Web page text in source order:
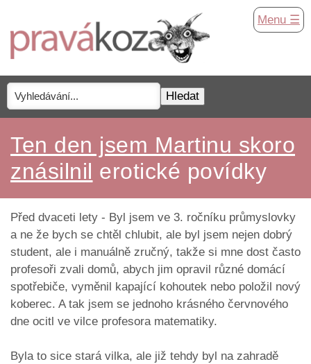
Menu ☰
Ten den jsem Martinu skoro
znásilnil erotické povídky
Před dvaceti lety - Byl jsem ve 3. ročníku průmyslovky
a ne že bych se chtěl chlubit, ale byl jsem nejen dobrý
student, ale i manuálně zručný, takže si mne dost často
profesoři zvali domů, abych jim opravil různé domácí
spotřebiče, vyměnil kapající kohoutek nebo položil nový
koberec. A tak jsem se jednoho krásného červnového
dne ocitl ve vilce profesora matematiky.
Byla to sice stará vilka, ale již tehdy byl na zahradě